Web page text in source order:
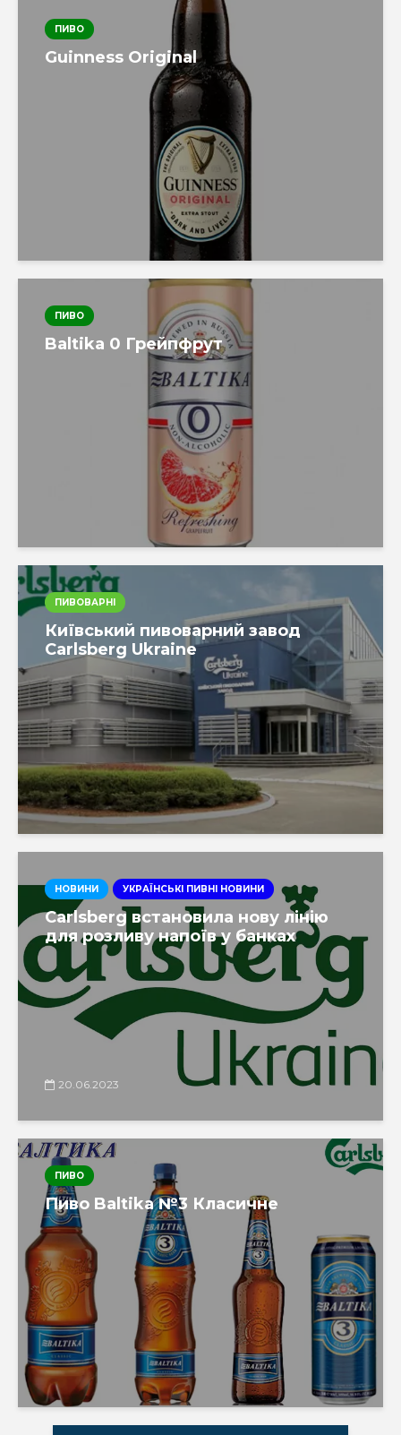
ПИВО
Guinness Original
ПИВО
Baltika 0 Грейпфрут
ПИВОВАРНІ
Київський пивоварний завод
Carlsberg Ukraine
НОВИНИ УКРАЇНСЬКІ ПИВНІ НОВИНИ
Carlsberg встановила нову лінію
для розливу напоїв у банках
20.06.2023
ПИВО
Пиво Baltika №3 Класичне